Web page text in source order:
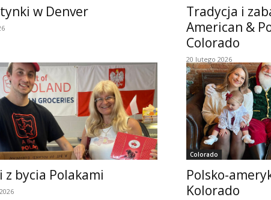
w Denver
Tradycja i
American &
Colorado
20 lutego 2026
z bycia Polakami
Colorado
Polsko-
Kolorado